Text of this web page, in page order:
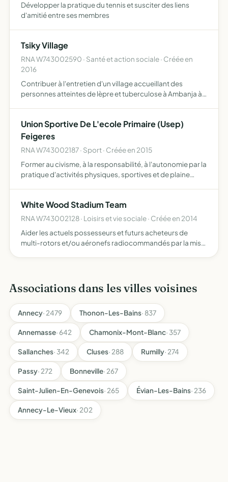
Développer la pratique du tennis et susciter des liens
d'amitié entre ses membres
Tsiky Village
RNA W743002590 · Santé et action sociale · Créée en
2016
Contribuer à l'entretien d'un village accueillant des
personnes atteintes de lèpre et tuberculose à Ambanja à
Union Sportive De L'ecole Primaire (Usep)
Feigeres
RNA W743002187 · Sport · Créée en 2015
Former au civisme, à la responsabilité, à l'autonomie par la
pratique d'activités physiques, sportives et de plaine
White Wood Stadium Team
RNA W743002128 · Loisirs et vie sociale · Créée en 2014
Aider les actuels possesseurs et futurs acheteurs de
multi-rotors et/ou aéronefs radiocommandés par la mise
Associations dans les villes voisines
Annecy· 2479 Thonon-Les-Bains· 837
Annemasse· 642 Chamonix-Mont-Blanc· 357
Sallanches· 342 Cluses· 288 Rumilly· 274
Passy· 272 Bonneville· 267
Saint-Julien-En-Genevois· 265 Évian-Les-Bains· 236
Annecy-Le-Vieux· 202